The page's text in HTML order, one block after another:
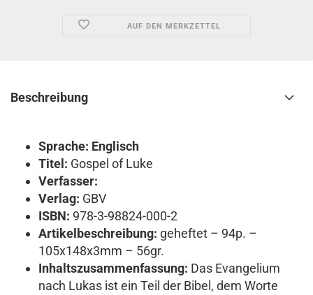
AUF DEN MERKZETTEL
Beschreibung
Sprache: Englisch
Titel: Gospel of Luke
Verfasser:
Verlag: GBV
ISBN: 978-3-98824-000-2
Artikelbeschreibung: geheftet – 94p. –
105x148x3mm – 56gr.
Inhaltszusammenfassung: Das Evangelium
nach Lukas ist ein Teil der Bibel, dem Worte